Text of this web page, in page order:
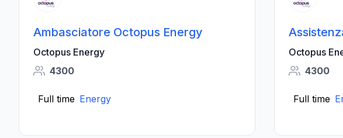
Ambasciatore Octopus Energy
Octopus Energy
4300
Full time Energy
Octopus
4300
Full time